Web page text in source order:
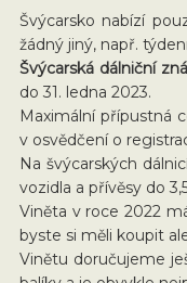
Švýcarsko nabízí
žádný jiný, např.
Švýcarská dálniční
do 31. ledna 2023.
Maximální přípustná
v osvědčení o
Na švýcarských
vozidla a přívěsy do
Viněta v roce 2022
byste si měli koupit
Vinětu doručujeme